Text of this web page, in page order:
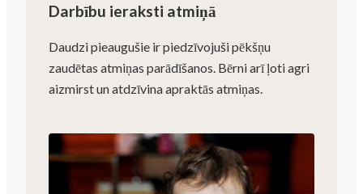
Darbību ieraksti atmiņā
Daudzi pieaugušie ir piedzīvojuši pēkšņu
zaudētas atmiņas parādīšanos. Bērni arī ļoti agri
aizmirst un atdzīvina apraktās atmiņas.